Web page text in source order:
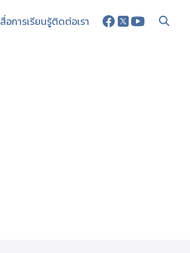
สื่อการเรียนรู้ติดต่อเรา